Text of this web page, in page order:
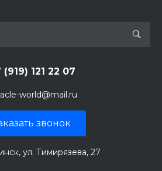
(919) 121 22 07
world@mail.ru
звонок
ул. Тимирязева, 27